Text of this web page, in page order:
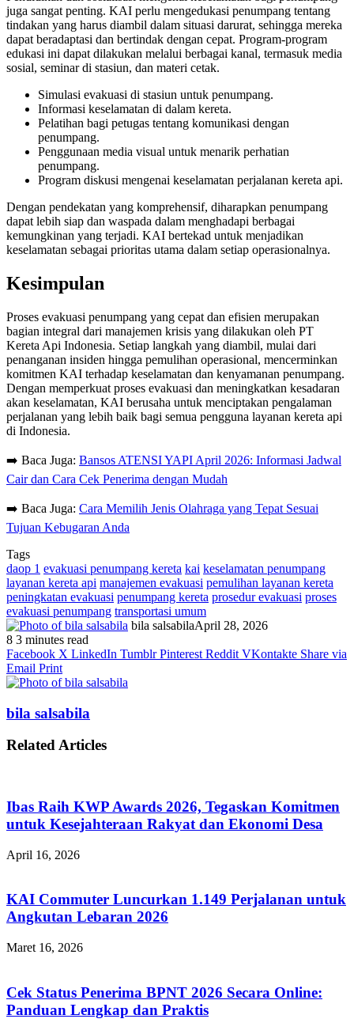
juga sangat penting. KAI perlu mengedukasi penumpang tentang
tindakan yang harus diambil dalam situasi darurat, sehingga mereka
dapat beradaptasi dan bertindak dengan cepat. Program-program
edukasi ini dapat dilakukan melalui berbagai kanal, termasuk media
sosial, seminar di stasiun, dan materi cetak.
Simulasi evakuasi di stasiun untuk penumpang.
Informasi keselamatan di dalam kereta.
Pelatihan bagi petugas tentang komunikasi dengan
penumpang.
Penggunaan media visual untuk menarik perhatian
penumpang.
Program diskusi mengenai keselamatan perjalanan kereta api.
Dengan pendekatan yang komprehensif, diharapkan penumpang
dapat lebih siap dan waspada dalam menghadapi berbagai
kemungkinan yang terjadi. KAI bertekad untuk menjadikan
keselamatan sebagai prioritas utama dalam setiap operasionalnya.
Kesimpulan
Proses evakuasi penumpang yang cepat dan efisien merupakan
bagian integral dari manajemen krisis yang dilakukan oleh PT
Kereta Api Indonesia. Setiap langkah yang diambil, mulai dari
penanganan insiden hingga pemulihan operasional, mencerminkan
komitmen KAI terhadap keselamatan dan kenyamanan penumpang.
Dengan memperkuat proses evakuasi dan meningkatkan kesadaran
akan keselamatan, KAI berusaha untuk menciptakan pengalaman
perjalanan yang lebih baik bagi semua pengguna layanan kereta api
di Indonesia.
➡️ Baca Juga: Bansos ATENSI YAPI April 2026: Informasi Jadwal
Cair dan Cara Cek Penerima dengan Mudah
➡️ Baca Juga: Cara Memilih Jenis Olahraga yang Tepat Sesuai
Tujuan Kebugaran Anda
Tags
daop 1 evakuasi penumpang kereta kai keselamatan penumpang
layanan kereta api manajemen evakuasi pemulihan layanan kereta
peningkatan evakuasi penumpang kereta prosedur evakuasi proses
evakuasi penumpang transportasi umum
bila salsabilaApril 28, 2026
8 3 minutes read
Facebook X LinkedIn Tumblr Pinterest Reddit VKontakte Share via
Email Print
bila salsabila
Related Articles
Ibas Raih KWP Awards 2026, Tegaskan Komitmen
untuk Kesejahteraan Rakyat dan Ekonomi Desa
April 16, 2026
KAI Commuter Luncurkan 1.149 Perjalanan untuk
Angkutan Lebaran 2026
Maret 16, 2026
Cek Status Penerima BPNT 2026 Secara Online:
Panduan Lengkap dan Praktis